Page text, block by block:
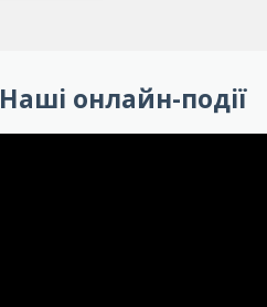
Наші онлайн-події